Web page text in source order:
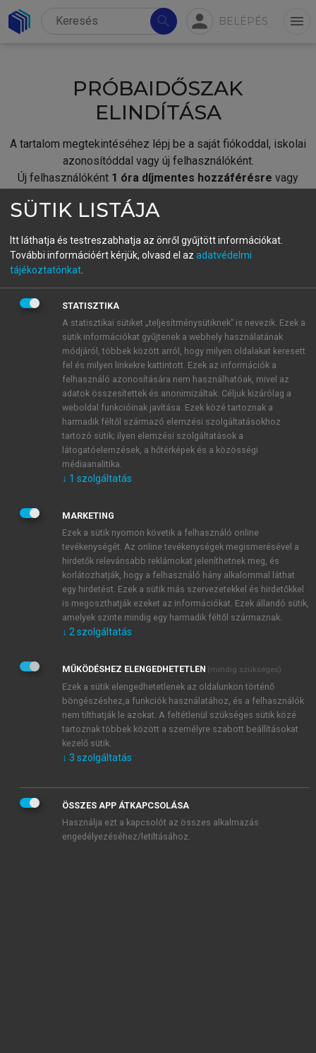
search person BELÉPÉS menu
PRÓBAIDŐSZAK
ELINDÍTÁSA
A tartalom megtekintéséhez lépj be a saját fiókoddal, iskolai
azonosítóddal vagy új felhasználóként.
Új felhasználóként 1 óra díjmentes hozzáférésre vagy
fiókoddal,vagy hozz létre új fiókot.
A regisztráció után apróbaidőszakautomatikusan
BELÉPÉS SAJÁT FIÓKKAL
ÚJ FIÓK LÉTREHOZÁSA
1 óra díjmentes hozzáférés
E-MAIL-CÍM
JELSZÓ
JELSZÓ ÚJRA
Kérek értesítést a MeRSZ újdonságairól, akcióiról.
Kérek értesítést az Akadémiai Kiadó Zrt. újdonságairól,
Adatkezelési tájékoztatóbanfoglaltakat tudomásul
veszem és elfogadom.
Általános vásárlási feltételeket, valamint a szotar.netés a
mersz.huoldalak licencszerződéseiben foglaltakat
tudomásul veszem és elfogadom.
KIPRÓBÁLOM
SÜTIK LISTÁJA
Itt láthatja és testreszabhatja az önről gyűjtött információkat.
További információért kérjük, olvasd el az adatvédelmi
tájékoztatónkat
STATISZTIKA
A statisztikai sütiket „teljesítménysütiknek” is nevezik. Ezek a
sütik információkat gyűjtenek a webhely használatának
módjáról, többek között arról, hogy milyen oldalakat keresett
fel és milyen linkekre kattintott. Ezek az információk a
felhasználó azonosítására nem használhatóak, mivel az
adatok összesítettek és anonimizáltak. Céljuk kizárólag a
weboldal funkcióinak javítása. Ezek közé tartoznak a
harmadik féltől származó elemzési szolgáltatásokhoz
tartozó sütik; ilyen elemzési szolgáltatások a
látogatóelemzések, a hőtérképek és a közösségi
médiaanalitika.
↓ 1 szolgáltatás
MARKETING
Ezek a sütik nyomon követik a felhasználó online
tevékenységét. Az online tevékenységek megismerésével a
hirdetők relevánsabb reklámokat jeleníthetnek meg, és
korlátozhatják, hogy a felhasználó hány alkalommal láthat
egy hirdetést. Ezek a sütik más szervezetekkel és hirdetőkkel
is megoszthatják ezeket az információkat. Ezek állandó sütik,
amelyek szinte mindig egy harmadik féltől származnak.
↓ 2 szolgáltatás
MŰKÖDÉSHEZ ELENGEDHETETLEN (mindig szükséges)
Ezek a sütik elengedhetetlenek az oldalunkon történő
böngészéshez,a funkciók használatához, és a felhasználók
nem tilthatják le azokat. A feltétlenül szükséges sütik közé
tartoznak többek között a személyre szabott beállításokat
kezelő sütik.
↓ 3 szolgáltatás
ÖSSZES APP ÁTKAPCSOLÁSA
Használja ezt a kapcsolót az összes alkalmazás
engedélyezéséhez/letiltásához.